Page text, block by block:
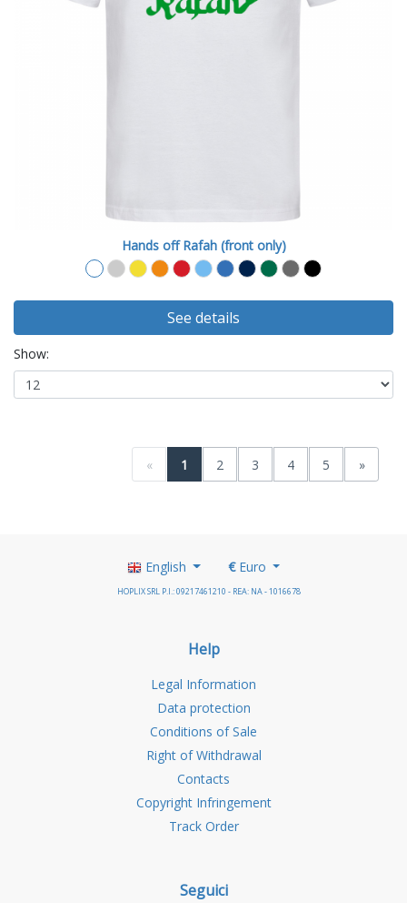
Hands off Rafah (front only)
See details
Show:
« 1 2 3 4 5 »
English €Euro
HOPLIX SRL P.I.: 09217461210 - REA: NA - 1016678
Help
Legal Information
Data protection
Conditions of Sale
Right of Withdrawal
Contacts
Copyright Infringement
Track Order
Seguici